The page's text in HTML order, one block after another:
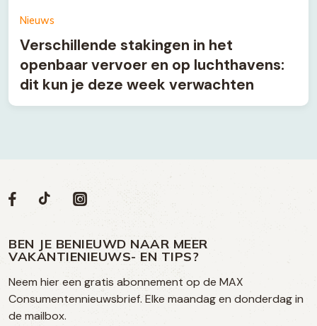
Nieuws
Verschillende stakingen in het
openbaar vervoer en op luchthavens:
dit kun je deze week verwachten
Volg
op
social
media
Social
Volg
op
Facebook
Volg
op
TikTok
Volg
op
Instagram
BEN JE BENIEUWD NAAR MEER
VAKANTIENIEUWS- EN TIPS?
Neem hier een gratis abonnement op de MAX
Consumentennieuwsbrief. Elke maandag en donderdag in
de mailbox.